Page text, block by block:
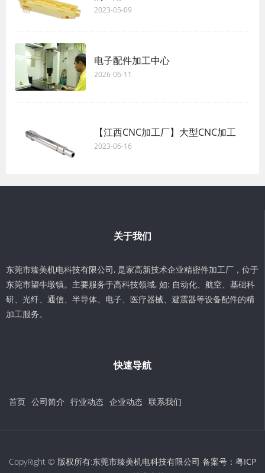
2023-05-09
电子配件加工中心
2026-06-11
【江西CNC加工厂】大型CNC加工
2023-06-16
关于我们
东莞市臻美机电科技有限公司, 是家高新技术企业精密件加工厂，位于
东莞市望牛墩镇。主要服务于高科技领域, 如: 自动化、航空、基础科
研、光纤、通信、半导体、电子、医疗器械、避震器等设备配件的精
加工服务。
快速导航
首页 公司简介 行业动态 企业动态 联系我们
CopyRight © 版权所有:东莞市臻美机电科技有限公司 备案号： 粤ICP